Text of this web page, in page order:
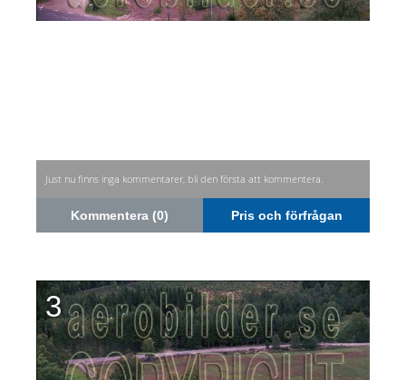
Just nu finns inga kommentarer, bli den första att kommentera.
Kommentera (0) Pris och förfrågan
3